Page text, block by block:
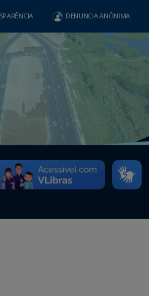
DENUNCIA ANÔNIMA